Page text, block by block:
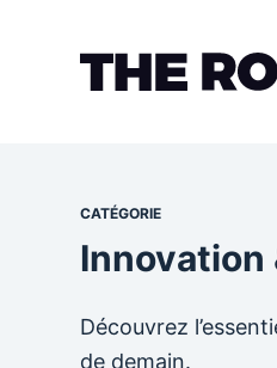
CATÉGORIE
Innovation
Découvrez
de demain.